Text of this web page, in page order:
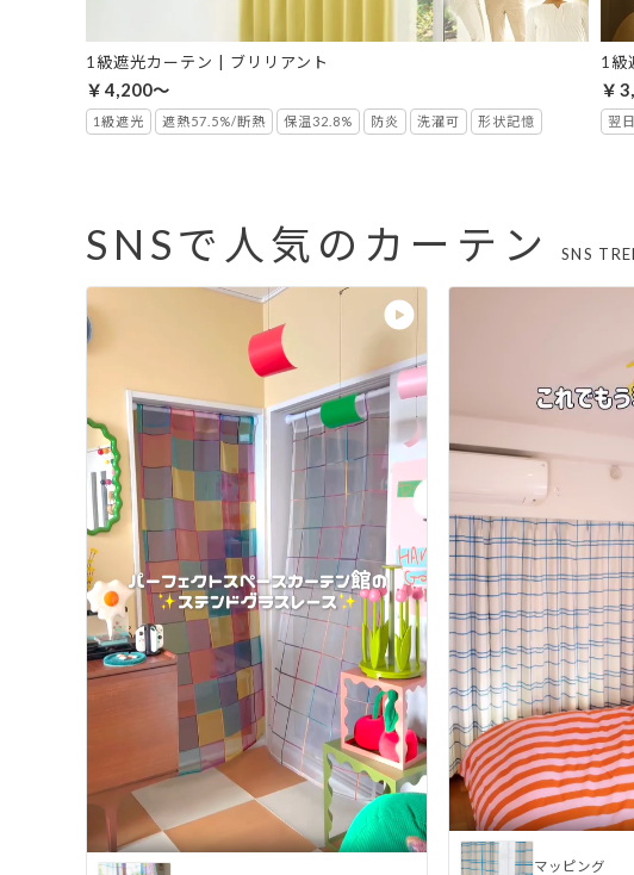
1級遮光カーテン | ブリリアント
￥4,200～
1級遮光 遮熱57.5%/断熱 保温32.8% 防炎 洗濯可 形状記憶
1級
￥
翌
SNSで人気のカーテン SNS
マッピング